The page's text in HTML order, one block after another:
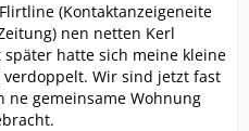
(Kontaktanzeigeneite
nen netten Kerl
hatte sich meine kleine
verdoppelt. Wir sind jetzt fast
ne gemeinsame Wohnung